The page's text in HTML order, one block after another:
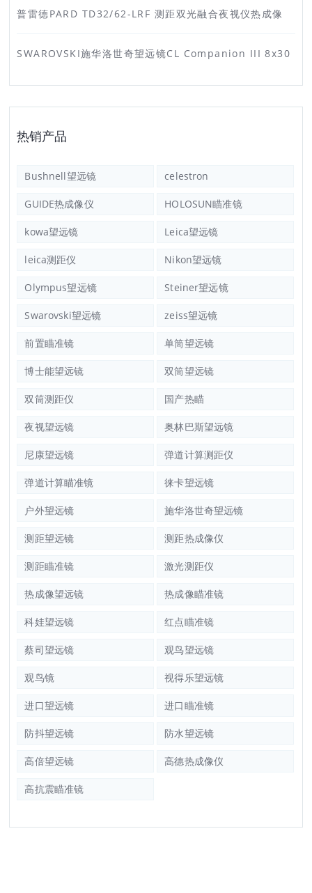
普雷德PARD TD32/62-LRF 测距双光融合夜视仪热成像
SWAROVSKI施华洛世奇望远镜CL Companion III 8x30
热销产品
Bushnell望远镜 celestron
GUIDE热成像仪 HOLOSUN瞄准镜
kowa望远镜 Leica望远镜
leica测距仪 Nikon望远镜
Olympus望远镜 Steiner望远镜
Swarovski望远镜 zeiss望远镜
前置瞄准镜 单筒望远镜
博士能望远镜 双筒望远镜
双筒测距仪 国产热瞄
夜视望远镜 奥林巴斯望远镜
尼康望远镜 弹道计算测距仪
弹道计算瞄准镜 徕卡望远镜
户外望远镜 施华洛世奇望远镜
测距望远镜 测距热成像仪
测距瞄准镜 激光测距仪
热成像望远镜 热成像瞄准镜
科娃望远镜 红点瞄准镜
蔡司望远镜 观鸟望远镜
观鸟镜 视得乐望远镜
进口望远镜 进口瞄准镜
防抖望远镜 防水望远镜
高倍望远镜 高德热成像仪
高抗震瞄准镜